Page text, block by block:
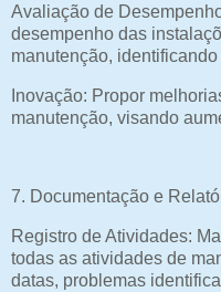
Avaliação de
desempenho das
manutenção,
Inovação: Propor
manutenção, visando
7. Documentação e
Registro de Atividades:
todas as atividades de
datas, problemas